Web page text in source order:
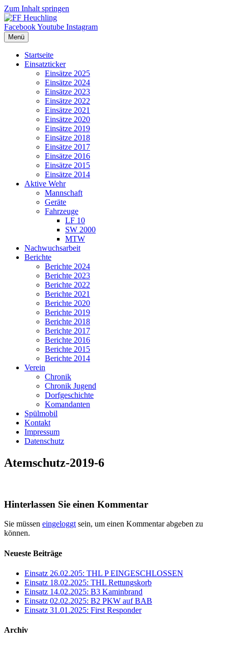
Zum Inhalt springen
FacebookYoutube Instagram
Menü
Startseite
Einsatzticker
Einsätze 2025
Einsätze 2024
Einsätze 2023
Einsätze 2022
Einsätze 2021
Einsätze 2020
Einsätze 2019
Einsätze 2018
Einsätze 2017
Einsätze 2016
Einsätze 2015
Einsätze 2014
Aktive Wehr
Mannschaft
Geräte
Fahrzeuge
LF 10
SW 2000
MTW
Nachwuchsarbeit
Berichte
Berichte 2024
Berichte 2023
Berichte 2022
Berichte 2021
Berichte 2020
Berichte 2019
Berichte 2018
Berichte 2017
Berichte 2016
Berichte 2015
Berichte 2014
Verein
Chronik
Chronik Jugend
Dorfgeschichte
Komandanten
Spülmobil
Kontakt
Impressum
Datenschutz
Atemschutz-2019-6
Hinterlassen Sie einen Kommentar
Sie müssen eingeloggt sein, um einen Kommentar abgeben zu
können.
Neueste Beiträge
Einsatz 26.02.205: THL P EINGESCHLOSSEN
Einsatz 18.02.2025: THL Rettungskorb
Einsatz 14.02.2025: B3 Kaminbrand
Einsatz 02.02.2025: B2 PKW auf BAB
Einsatz 31.01.2025: First Responder
Archiv